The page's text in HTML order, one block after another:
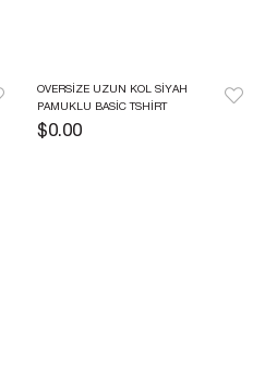
OVERSIZE UZUN KOL SIYAH
PAMUKLU BASIC TSHIRT
$0.00